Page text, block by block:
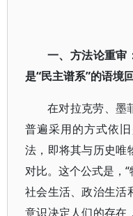
一、方法论重审
是“民主谱系”的语境
在对拉克劳、墨
普遍采用的方式依
法，即将其与历史唯
对比。这个公式是，
社会生活、政治生活
意识决定人们的存在